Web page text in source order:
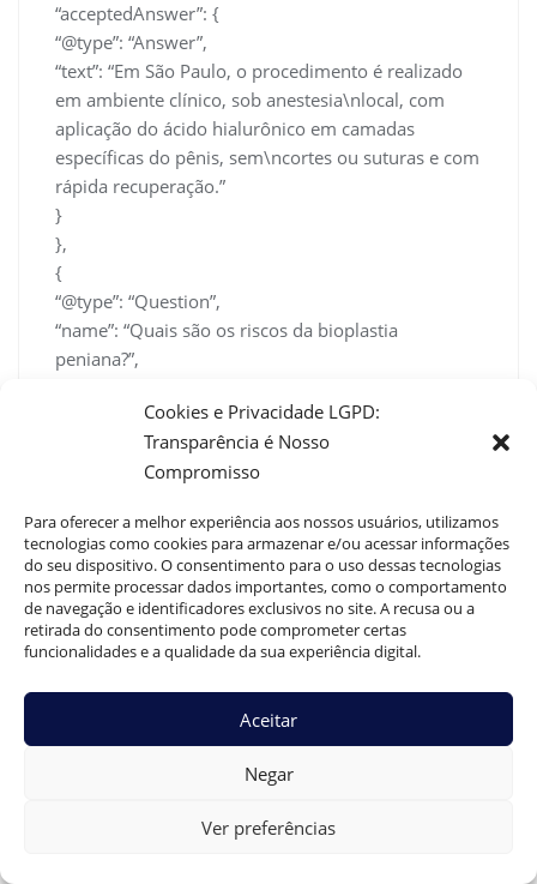
Cookies e Privacidade LGPD:
Transparência é Nosso
Compromisso
Para oferecer a melhor experiência aos nossos usuários, utilizamos
tecnologias como cookies para armazenar e/ou acessar informações
do seu dispositivo. O consentimento para o uso dessas tecnologias
nos permite processar dados importantes, como o comportamento
de navegação e identificadores exclusivos no site. A recusa ou a
retirada do consentimento pode comprometer certas
funcionalidades e a qualidade da sua experiência digital.
Aceitar
Negar
Ver preferências
“acceptedAnswer”: {
“@type”: “Answer”,
“text”: “Em São Paulo, o procedimento é realizado
em ambiente clínico, sob anestesia\nlocal, com
aplicação do ácido hialurônico em camadas
específicas do pênis, sem\ncortes ou suturas e com
rápida recuperação.”
}
},
{
“@type”: “Question”,
“name”: “Quais são os riscos da bioplastia
peniana?”,
“@type”: “Answer”,
“text”: “Os riscos da bioplastia peniana são baixos
quando realizadas com ácido\nhialurônico por
inchaço, hematomas,\npequenas assimetrias e,
raramente, nódulos ou infecção.”
}
},
{
“text”: “O valor da bioplastia peniana em São Paulo